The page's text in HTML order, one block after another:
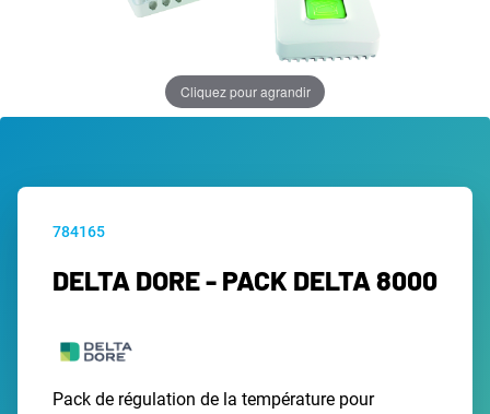
Cliquez pour agrandir
784165
DELTA DORE - PACK DELTA 8000
Pack de régulation de la température pour